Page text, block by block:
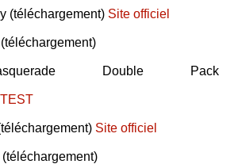
(téléchargement) Site officiel
Double Pack
TEST
Site officiel